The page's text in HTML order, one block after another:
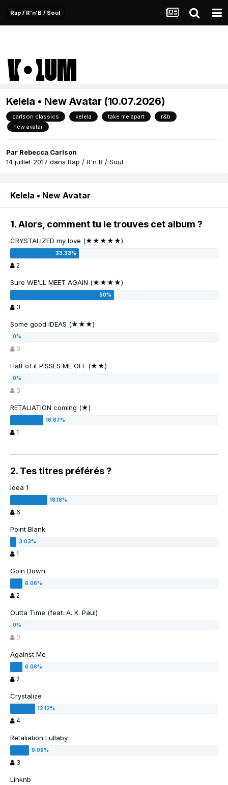
Rap / R'n'B / Soul
Kelela • New Avatar (10.07.2026)
carlson classics kelela take me apart
r&b
new avatar
Par Rebecca Carlson
14 juillet 2017 dans Rap / R'n'B / Soul
Kelela • New Avatar
1. Alors, comment tu le trouves cet album ?
CRYSTALIZED my love (★★★★★)
2
Sure WE'LL MEET AGAIN (★★★★)
3
Some good IDEAS (★★★)
0
Half of it PISSES ME OFF (★★)
0
RETALIATION coming (★)
1
2. Tes titres préférés ?
Idea 1
6
Point Blank
1
Goin Down
2
Outta Time (feat. A. K. Paul)
0
Against Me
2
Crystalize
4
Retaliation Lullaby
3
Linknb